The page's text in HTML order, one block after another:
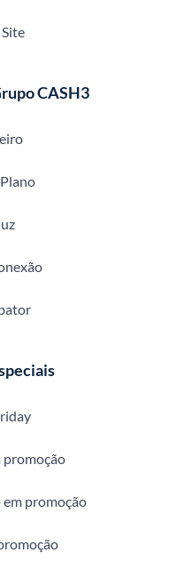
CASH3
promoção
em promoção